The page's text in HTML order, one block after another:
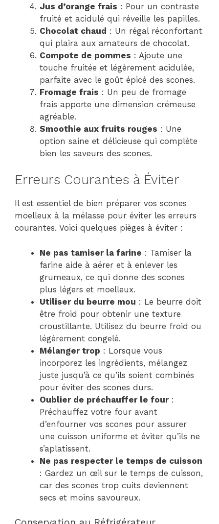
Jus d’orange frais : Pour un contraste
fruité et acidulé qui réveille les papilles.
Chocolat chaud : Un régal réconfortant
qui plaira aux amateurs de chocolat.
Compote de pommes : Ajoute une
touche fruitée et légèrement acidulée,
parfaite avec le goût épicé des scones.
Fromage frais : Un peu de fromage
frais apporte une dimension crémeuse
agréable.
Smoothie aux fruits rouges : Une
option saine et délicieuse qui complète
bien les saveurs des scones.
Erreurs Courantes à Éviter
Il est essentiel de bien préparer vos scones
moelleux à la mélasse pour éviter les erreurs
courantes. Voici quelques pièges à éviter :
Ne pas tamiser la farine : Tamiser la
farine aide à aérer et à enlever les
grumeaux, ce qui donne des scones
plus légers et moelleux.
Utiliser du beurre mou : Le beurre doit
être froid pour obtenir une texture
croustillante. Utilisez du beurre froid ou
légèrement congelé.
Mélanger trop : Lorsque vous
incorporez les ingrédients, mélangez
juste jusqu’à ce qu’ils soient combinés
pour éviter des scones durs.
Oublier de préchauffer le four:
Préchauffez votre four avant
d’enfourner vos scones pour assurer
une cuisson uniforme et éviter qu’ils ne
s’aplatissent.
Ne pas respecter le temps de cuisson
: Gardez un œil sur le temps de cuisson,
car des scones trop cuits deviennent
secs et moins savoureux.